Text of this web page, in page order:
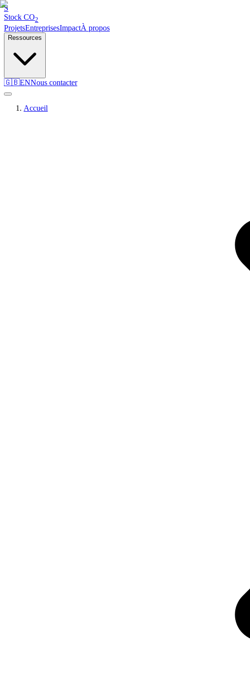
S
Stock CO2
ProjetsEntreprisesImpactÀ propos
Ressources
🇬🇧ENNous contacter
Accueil